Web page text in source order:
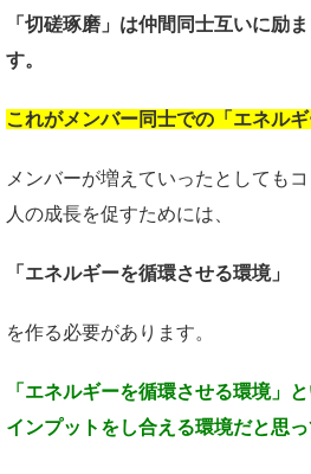
「切磋琢磨」は仲間同士互いに励
す。
これがメンバー同士での 「エネル
メンバーが増えていったとしても
人の成長を促すためには、
「エネルギーを循環させる環境」
を作る必要があります。
「エネルギーを循環させる環境」
インプットをし合える環境だと思っ